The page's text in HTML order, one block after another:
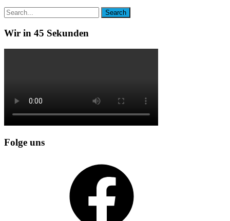
Wir in 45 Sekunden
Folge uns